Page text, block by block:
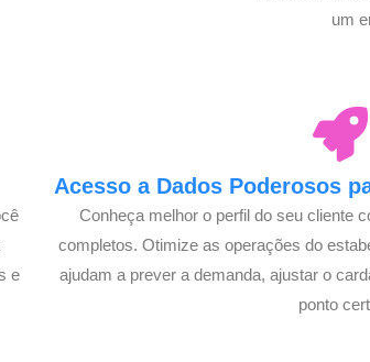
um
e
Acesso a Dados Poderosos
Conheça melhor o perfil do seu cliente
completos. Otimize as operações do
ajudam a prever a demanda, ajustar o
ponto